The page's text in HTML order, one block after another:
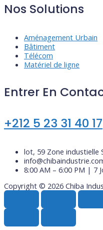
Nos Solutions
Aménagement Urbain
Bâtiment
Télécom
Matériel de ligne
Entrer En
+212 5 23 31 40 17
lot, 59 Zone industielle
8:00 AM – 6:00 PM | 7
Copyright © 2026 Chiba